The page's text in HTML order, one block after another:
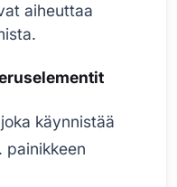
aiheuttaa
käynnistää
painikkeen